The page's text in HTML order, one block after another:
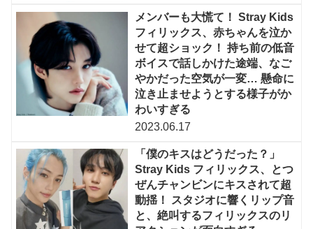
メンバーも大慌て！ Stray Kids
フィリックス、赤ちゃんを泣か
せて超ショック！ 持ち前の低音
ボイスで話しかけた途端、なご
やかだった空気が一変… 懸命に
泣き止ませようとする様子がか
わいすぎる
2023.06.17
「僕のキスはどうだった？」
Stray Kids フィリックス、とつ
ぜんチャンビンにキスされて超
動揺！ スタジオに響くリップ音
と、絶叫するフィリックスのリ